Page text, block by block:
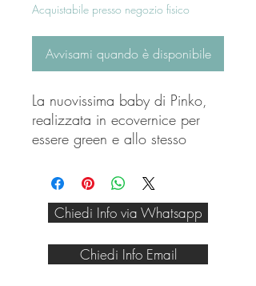
Acquistabile presso negozio fisico
Avvisami quando è disponibile
La nuovissima baby di Pinko,
realizzata in ecovernice per
essere green e allo stesso
tendenza.
La troviamo indicatissima in
nero con il logo centrale
Completa di tracolla in catena
Chiedi Info via Whatsapp
Chiedi Info Email